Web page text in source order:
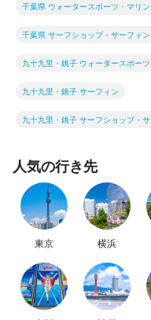
千葉県 ウォータースポーツ・マリ
千葉県 サーフショップ・サーフィ
九十九里・銚子 ウォータースポー
九十九里・銚子 サーフィン
九十九里・銚子 サーフショップ・
人気の行き先
東京 横浜